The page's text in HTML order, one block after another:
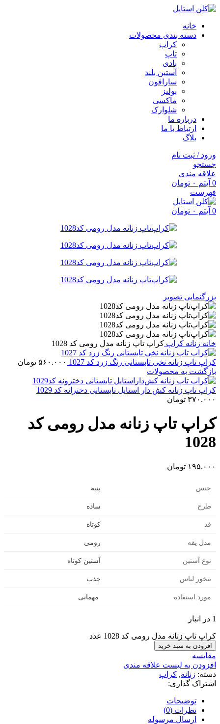
خانه
دسته بندی محصولات
کراپ
تاپ
بادی
آستین بلند
سارافون
بولیز
ماکسی
شلوارک
درباره ما
ارتباط با ما
بلاگ
ورود / ثبت نام
جستجو
علاقه مندی
0 آیتم ۰ تومان
فهرست
0 آیتم ۰ تومان
بزرگنمایی تصویر
خانه زنانه کراپ کراپ‌ تاپ زنانه مدل رومی کد 1028
کراپ تاپ زنانه نخی تابستانی رنگ زرد کد 1027 ۵۶۰.۰۰۰ تومان
بازگشت به محصولات
کراپ تاپ زنانه کش‌ دار استایل تابستانی دخترانه کد 1029
۳۷۰.۰۰۰ تومان
کراپ‌ تاپ زنانه مدل رومی کد
1028
۱۹۵.۰۰۰ تومان
جنس پنبه
طرح ساده
قد کوتاه
مدل یقه رومی
نوع آستین آستین کوتاه
تنخور لباس جذب
مورد استفاده مهمانی
1 در انبار
کراپ‌ تاپ زنانه مدل رومی کد 1028 عدد
افزودن به سبد خرید
مقایسه
افزودن به لیست علاقه مندی
دسته: زنانه, کراپ
اشتراک گذاری:
توضیحات
نظرات (0)
ارسال مرسوله